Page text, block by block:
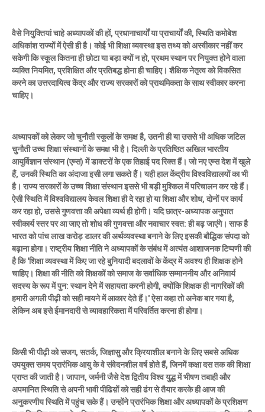
वैसे नियुक्तियां चाहे अध्यापकों की हों, प्रधानाचार्यों या प्राचार्यों की, स्थिति कमोबेश
अधिकांश राज्यों में ऐसी ही है। कोई भी शिक्षा व्यवस्था इस तथ्य को अस्वीकार नहीं कर
सकेगी कि स्कूल कितना ही छोटा या बड़ा क्यों न हो, प्रथम स्थान पर नियुक्त होने वाला
व्यक्ति नियमित, प्रशिक्षित और प्रतिबद्ध होना ही चाहिए। शैक्षिक नेतृत्व को विकसित
करने का उत्तरदायित्व केंद्र और राज्य सरकारों को प्राथमिकता के साथ स्वीकार करना
चाहिए।
अध्यापकों को लेकर जो चुनौती स्कूलों के समक्ष है, उतनी ही या उससे भी अधिक जटिल
चुनौती उच्च शिक्षा संस्थानों के समक्ष भी है। दिल्ली के प्रतिष्ठित अखिल भारतीय
आयुर्विज्ञान संस्थान (एम्स) में डाक्टरों के एक तिहाई पद रिक्त हैं। जो नए एम्स देश में खुले
हैं, उनकी स्थिति का अंदाजा इसी लगा सकते हैैं। यही हाल केंद्रीय विश्वविद्यालयों का भी
है। राज्य सरकारों के उच्च शिक्षा संस्थान इससे भी बड़ी मुश्किल में परिचालन कर रहे हैं।
ऐसी स्थिति में विश्वविद्यालय केवल शिक्षा ही दे रहा हो या शिक्षा और शोध, दोनों पर कार्य
कर रहा हो, उससे गुणवत्ता की अपेक्षा व्यर्थ ही होगी। यदि छात्र-अध्यापक अनुपात
स्वीकार्य स्तर पर आ जाए तो शोध की गुणवत्ता और नवाचार स्वत: ही बढ़ जाएंगे। साफ है
भारत को पांच लाख करोड़ डालर की अर्थव्यवस्था बनाने के लिए इसकी बौद्धिक संपदा को
बढ़ाना होगा। राष्ट्रीय शिक्षा नीति ने अध्यापकों के संबंध में अत्यंत आशाजनक टिप्पणी की
है कि 'शिक्षा व्यवस्था में किए जा रहे बुनियादी बदलावों के केंद्र में अवश्य ही शिक्षक होने
चाहिए। शिक्षा की नीति को शिक्षकों को समाज के सर्वाधिक सम्माननीय और अनिवार्य
सदस्य के रूप में पुन: स्थान देने में सहायता करनी होगी, क्योंकि शिक्षक ही नागरिकों की
हमारी अगली पीढ़ी को सही मायने में आकार देते हैं।' ऐसा कहा तो अनेक बार गया है,
लेकिन अब इसे ईमानदारी से व्यावहारिकता में परिवर्तित करना ही होगा।
किसी भी पीढ़ी को सजग, सतर्क, जिज्ञासु और क्रियाशील बनाने के लिए सबसे अधिक
उपयुक्त समय प्रारंभिक आयु के वे संवेदनशील वर्ष होते हैं, जिनमें कक्षा दस तक की शिक्षा
प्राप्त की जाती है। जापान, जर्मनी जैसे देश द्वितीय विश्व युद्ध में भीषण तबाही और
अपमानित स्थिति से अपनी भावी पीढिय़ों को सही ढंग से तैयार करके ही आज की
अनुकरणीय स्थिति में पहुंच सके हैं। उन्होंने प्रारंभिक शिक्षा और अध्यापकों के प्रशिक्षण